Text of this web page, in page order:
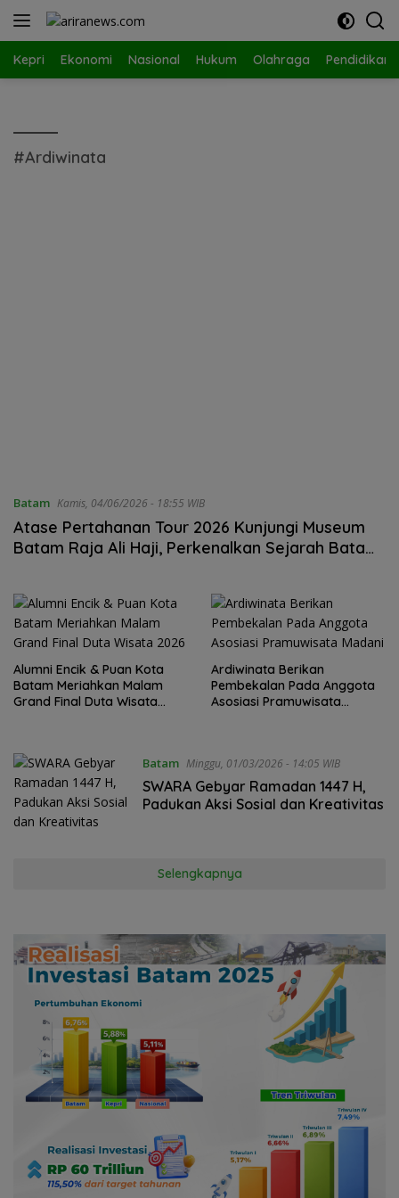
Langsung
Kepri Ekonomi Nasional Hukum Olahraga Pendidikan
#Ardiwinata
Batam Kamis, 04/06/2026 - 18:55 WIB
Atase Pertahanan Tour 2026 Kunjungi Museum
Batam Raja Ali Haji, Perkenalkan Sejarah Batam
Alumni Encik & Puan Kota
Batam Meriahkan Malam
Grand Final Duta Wisata
Ardiwinata Berikan
Pembekalan Pada Anggota
Asosiasi Pramuwisata
Batam Minggu, 01/03/2026 - 14:05 WIB
SWARA Gebyar Ramadan 1447 H,
Padukan Aksi Sosial dan Kreativitas
Selengkapnya